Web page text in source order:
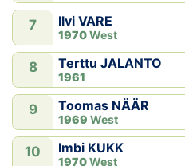
7 Ilvi VARE
1970West
8 Terttu JALANTO
1961
9 Toomas NÄÄR
1969 West
10 Imbi KUKK
1970West